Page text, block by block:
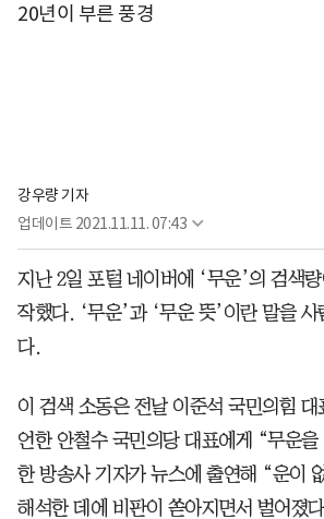
20년이 부른 풍경
강우량 기자
업데이트 2021.11.11. 07:43
지난 2일 포털 네이버에 ‘무운’의 검색
작했다. ‘무운’과 ‘무운 뜻’이란 말을 사
다.
이 검색 소동은 전날 이준석 국민의힘
언한 안철수 국민의당 대표에게 “무운
한 방송사 기자가 뉴스에 출연해 “운이
해석한 데에 비판이 쏟아지면서 벌어졌